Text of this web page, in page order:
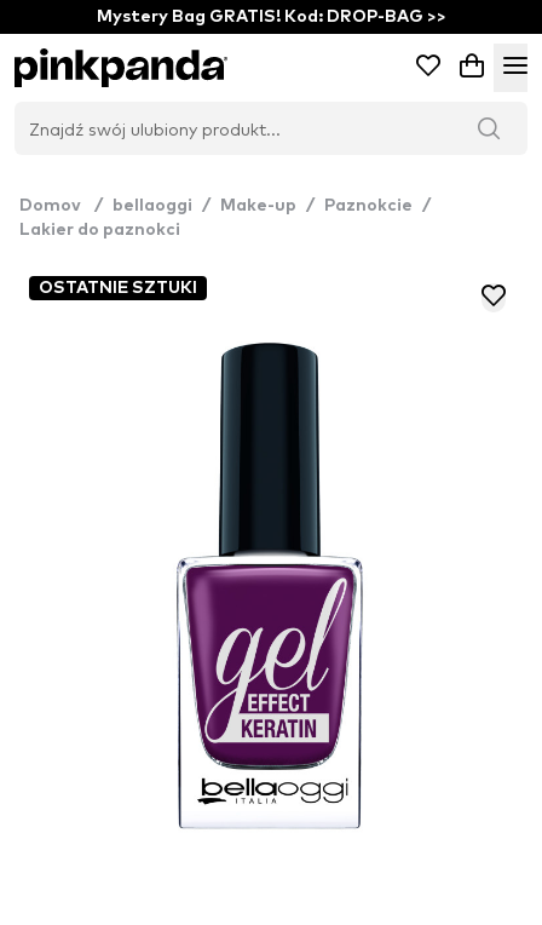
Mystery Bag GRATIS! Kod: DROP-BAG >>
Domov / bellaoggi / Make-up / Paznokcie
/
Lakier do paznokci
OSTATNIE SZTUKI